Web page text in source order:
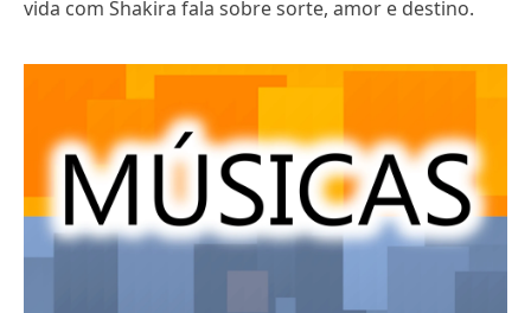
vida com Shakira fala sobre sorte, amor e destino.